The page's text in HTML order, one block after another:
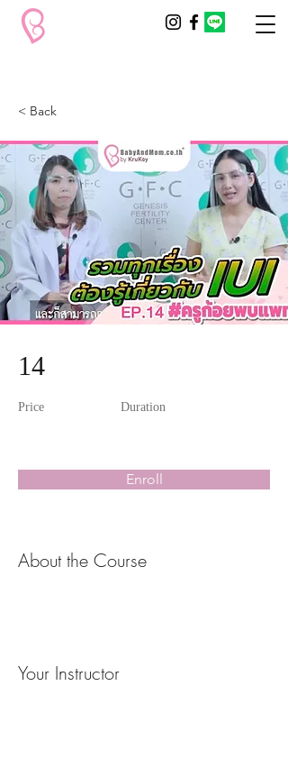
< Back
14
Price Duration
Enroll
About the Course
Your Instructor